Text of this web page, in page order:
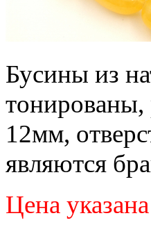
Бусины из
12мм,
являются
Цена